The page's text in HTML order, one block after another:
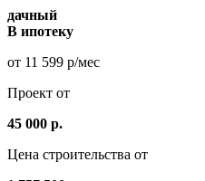
дачный
В ипотеку
от 11 599 р/мес
Проект от
45 000 р.
Цена строительства от